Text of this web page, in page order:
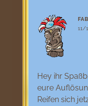
11/
Hey ihr
eure
Reifen sich